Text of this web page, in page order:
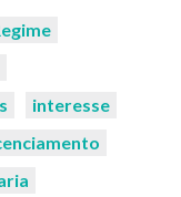
interesse